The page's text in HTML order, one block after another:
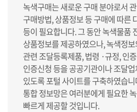
녹색구매는 새로운 구매 분야로서
구매방법, 상품정보 등 구매에 따른
등이 필요합니다. 그 동안 녹색물품
상품정보를 제공하였으나, 녹색정
관련 조달등록제품, 법령 ·규정, 인
인증신청 등을 공공기관이나 조달
있도록 포털 사이트를 구축하였습
통합 정보망은 여러분에게 필요한
빠르게 제공할 것입니다.